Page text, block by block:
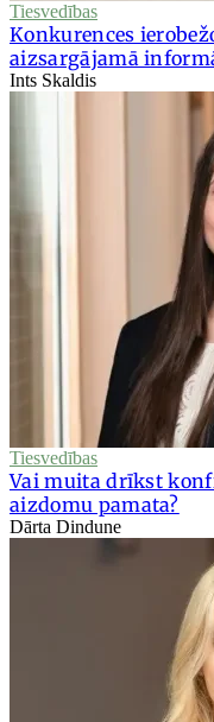
Tiesvedības
Konkurences
aizsargājamā
Ints Skaldis
Tiesvedības
Vai muita drīkst
aizdomu pamata?
Dārta Dindune